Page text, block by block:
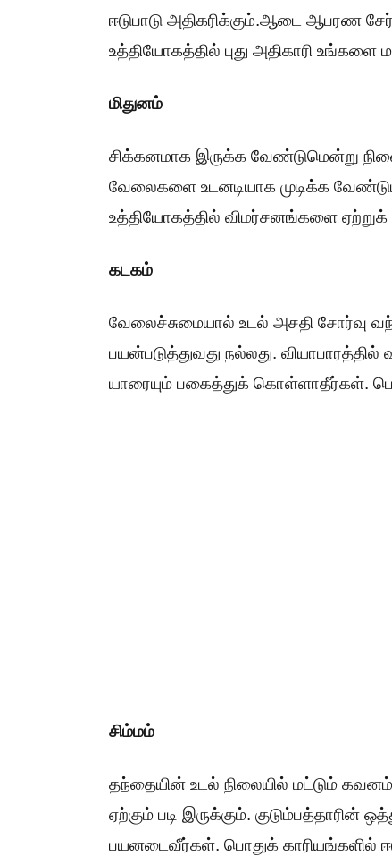
ஈடுபாடு அதிகரிக்கும்.ஆடை ஆபரண
உத்தியோகத்தில் புது அதிகாரி உங்களை
மிதுனம்
சிக்கனமாக இருக்க வேண்டுமென்று
வேலைகளை உடனடியாக முடிக்க
உத்தியோகத்தில் விமர்சனங்களை ஏற்றுக்
கடகம்
வேலைச்சுமையால் உடல் அசதி சோர்வு
பயன்படுத்துவது நல்லது.
யாரையும் பகைத்துக் கொள்ளாதீர்கள்.
சிம்மம்
தந்தையின் உடல் நிலையில் மட்டும்
ஏற்கும் படி இருக்கும். குடும்பத்தாரின்
பயனடைவீர்கள். பொதுக் காரியங்களில்